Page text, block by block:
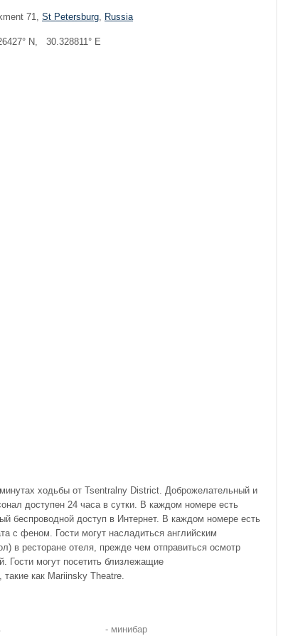
71, St Petersburg, Russia
N, 30.328811° E
ходьбы от Tsentralny District. Доброжелательный и
доступен 24 часа в сутки. В каждом номере есть
беспроводной доступ в Интернет. В каждом номере есть
с феном. Гости могут насладиться английским
в ресторане отеля, прежде чем отправиться осмотр
Гости могут посетить близлежащие
такие как Mariinsky Theatre.
- минибар